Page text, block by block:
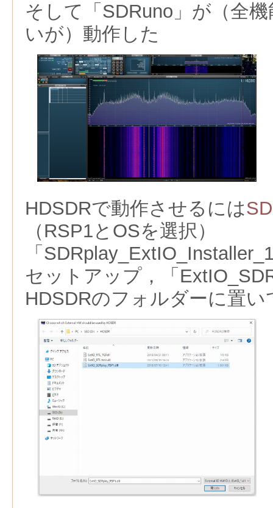
そして「SDRuno」が（全
いが）動作した
HDSDRで動作させるには
（RSP1とOSを選択）
「
セットアップ，「
HDSDRのフォルダーに置い